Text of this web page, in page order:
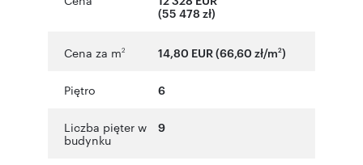
(55 478 zł)
Cena za m2 14,80 EUR (66,60 zł/m2)
Piętro 6
Liczba pięter w
budynku
9